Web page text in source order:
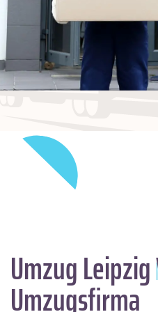
Umzug Leipzig
Umzugsfirma